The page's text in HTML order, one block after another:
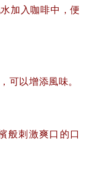
加入咖啡中，便
可以增添風味。
般刺激爽口的口